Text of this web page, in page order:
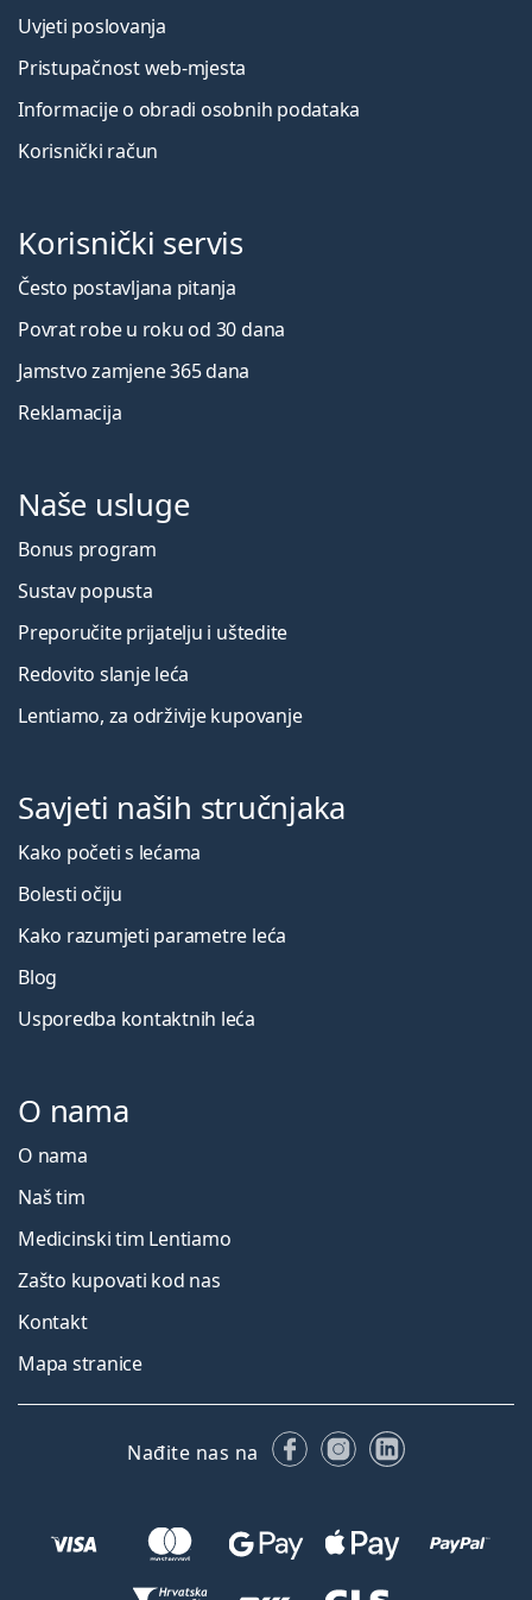
Uvjeti poslovanja
Pristupačnost web-mjesta
Informacije o obradi osobnih podataka
Korisnički račun
Korisnički servis
Često postavljana pitanja
Povrat robe u roku od 30 dana
Jamstvo zamjene 365 dana
Reklamacija
Naše usluge
Bonus program
Sustav popusta
Preporučite prijatelju i uštedite
Redovito slanje leća
Lentiamo, za održivije kupovanje
Savjeti naših stručnjaka
Kako početi s lećama
Bolesti očiju
Kako razumjeti parametre leća
Blog
Usporedba kontaktnih leća
O nama
O nama
Naš tim
Medicinski tim Lentiamo
Zašto kupovati kod nas
Kontakt
Mapa stranice
Nađite nas na FacebookuInstagramu
LinkedIn